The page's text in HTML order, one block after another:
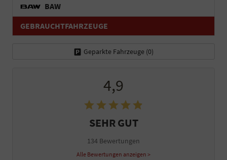
BAW
GEBRAUCHTFAHRZEUGE
Geparkte Fahrzeuge (0)
4,9
SEHR GUT
134 Bewertungen
Alle Bewertungen anzeigen >